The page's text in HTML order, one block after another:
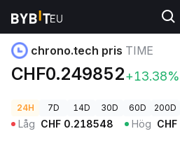
Kryptopriser chrono.tech pris TIME
chrono.tech pris TIME
CHF0.249852+13.38%
24H 7D 14D 30D 60D 200D
Låg CHF 0.218548 Hög CHF